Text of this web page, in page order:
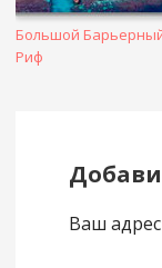
Большой
Риф
Ваш